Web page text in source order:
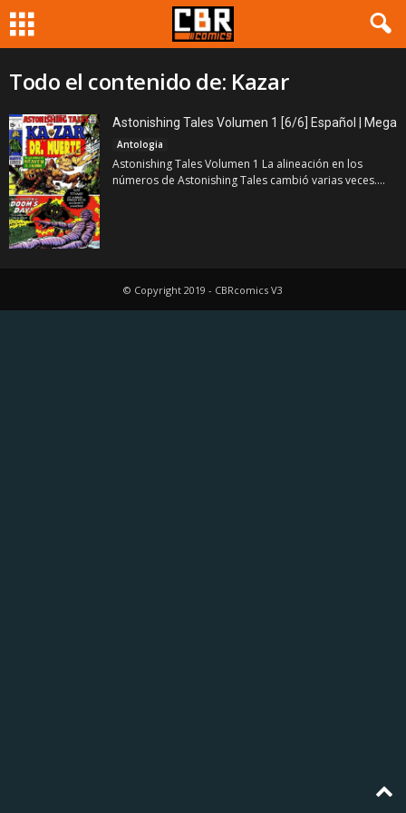
Todo el contenido de: Kazar
Astonishing Tales Volumen 1 [6/6] Español | Mega
Antologia
Astonishing Tales Volumen 1 La alineación en los
números de Astonishing Tales cambió varias veces....
© Copyright 2019 - CBRcomics V3